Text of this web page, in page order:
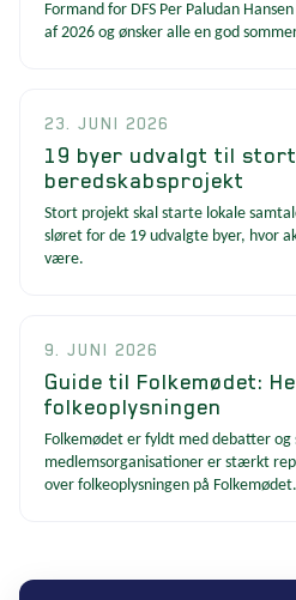
Formand for DFS Per Paludan
af 2026 og ønsker alle en god
23. JUNI 2026
19 byer udvalgt til stort
beredskabsprojekt
Stort projekt skal starte lokale
sløret for de 19 udvalgte byer, hvor
være.
9. JUNI 2026
Guide til Folkemødet:
folkeoplysningen
Folkemødet er fyldt med debatter og
medlemsorganisationer er stærkt
over folkeoplysningen på Folkemødet.